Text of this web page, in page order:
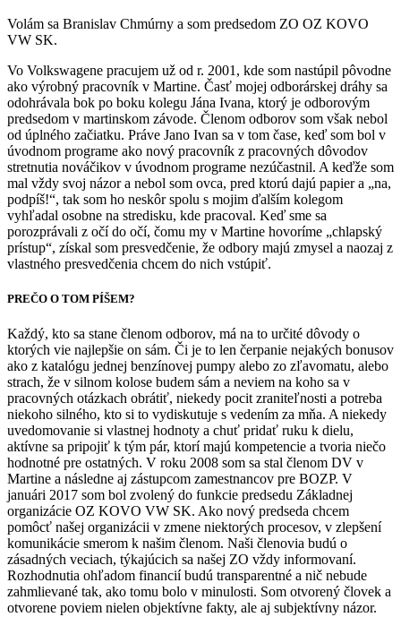
Volám sa Branislav Chmúrny a som predsedom ZO OZ KOVO
VW SK.
Vo Volkswagene pracujem už od r. 2001, kde som nastúpil pôvodne
ako výrobný pracovník v Martine. Časť mojej odborárskej dráhy sa
odohrávala bok po boku kolegu Jána Ivana, ktorý je odborovým
predsedom v martinskom závode. Členom odborov som však nebol
od úplného začiatku. Práve Jano Ivan sa v tom čase, keď som bol v
úvodnom programe ako nový pracovník z pracovných dôvodov
stretnutia nováčikov v úvodnom programe nezúčastnil. A keďže som
mal vždy svoj názor a nebol som ovca, pred ktorú dajú papier a „na,
podpíš!“, tak som ho neskôr spolu s mojim ďalším kolegom
vyhľadal osobne na stredisku, kde pracoval. Keď sme sa
porozprávali z očí do očí, čomu my v Martine hovoríme „chlapský
prístup“, získal som presvedčenie, že odbory majú zmysel a naozaj z
vlastného presvedčenia chcem do nich vstúpiť.
PREČO O TOM PÍŠEM?
Každý, kto sa stane členom odborov, má na to určité dôvody o
ktorých vie najlepšie on sám. Či je to len čerpanie nejakých bonusov
ako z katalógu jednej benzínovej pumpy alebo zo zľavomatu, alebo
strach, že v silnom kolose budem sám a neviem na koho sa v
pracovných otázkach obrátiť, niekedy pocit zraniteľnosti a potreba
niekoho silného, kto si to vydiskutuje s vedením za mňa. A niekedy
uvedomovanie si vlastnej hodnoty a chuť pridať ruku k dielu,
aktívne sa pripojiť k tým pár, ktorí majú kompetencie a tvoria niečo
hodnotné pre ostatných. V roku 2008 som sa stal členom DV v
Martine a následne aj zástupcom zamestnancov pre BOZP. V
januári 2017 som bol zvolený do funkcie predsedu Základnej
organizácie OZ KOVO VW SK. Ako nový predseda chcem
pomôcť našej organizácii v zmene niektorých procesov, v zlepšení
komunikácie smerom k našim členom. Naši členovia budú o
zásadných veciach, týkajúcich sa našej ZO vždy informovaní.
Rozhodnutia ohľadom financií budú transparentné a nič nebude
zahmlievané tak, ako tomu bolo v minulosti. Som otvorený človek a
otvorene poviem nielen objektívne fakty, ale aj subjektívny názor.